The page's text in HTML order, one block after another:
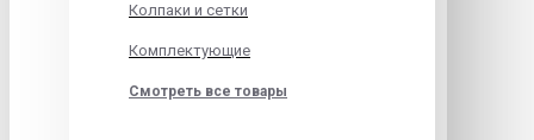
Колпаки и сетки
Комплектующие
Смотреть все товары